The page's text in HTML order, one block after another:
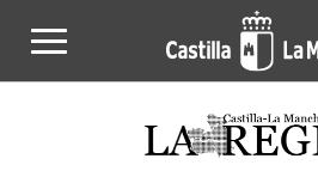
Actualidad de la